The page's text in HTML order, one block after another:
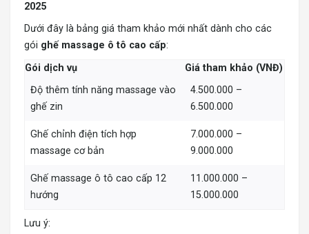
2025
Dưới đây là bảng giá tham khảo mới nhất dành cho các
gói ghế massage ô tô cao cấp:
Gói dịch vụ
Giá tham khảo (VNĐ)
Độ thêm tính năng massage vào
ghế zin
4.500.000 –
6.500.000
Ghế chỉnh điện tích hợp
massage cơ bản
7.000.000 –
9.000.000
Ghế massage ô tô cao cấp 12
hướng
11.000.000 –
15.000.000
Lưu ý: